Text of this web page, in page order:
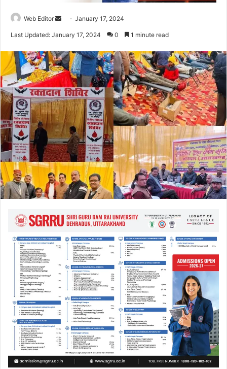
Web Editor
d
a
n
e
m
i
l
January 17, 2024
Last Updated: January 17, 2024 0 1 minute read